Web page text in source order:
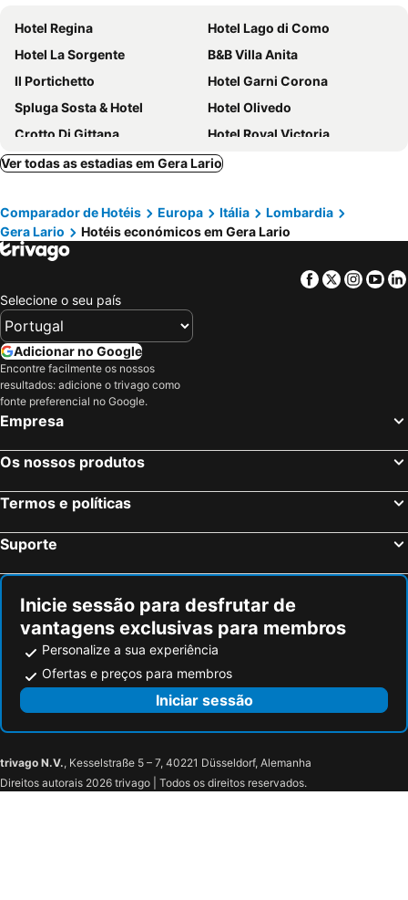
Hotel Regina
Hotel Lago di Como
Hotel La Sorgente
B&B Villa Anita
Il Portichetto
Hotel Garni Corona
Spluga Sosta & Hotel
Hotel Olivedo
Crotto Di Gittana
Hotel Royal Victoria
Hotel Vischi
Hotel Sole
Grand Hotel Menaggio
Hotel Ristorante Sassi Rossi
Hotel Villa Cipressi
Hotel Sonenga
Hotel Risi
Hotel Bellavista
Hotel Loveno
Hotel Meridiana
Albergo Milano
Hotel Resort Le Vele
Chalet Baita del Sole
LA MAGNOLIA Guests House
La Ruota
Albergo Stazione
Hotel 2000
B&B Belvedere
Hotel Saligari
Downtown Varenna - Historic Centre by villavistalago
Albergo Del Sole
Casa Du Lac, by R Collection Hotels
Hotel Europa
Hotel Domaso
Villadina Farm
Tullio Hotel
Locanda Dell'Era
I Love Varenna
Albergo Il Vapore
Ver todas as estadias em Gera Lario
Comparador de Hotéis Europa Itália
Lombardia
Gera Lario
Hotéis económicos em Gera Lario
Facebook
Twitter
Selecione o seu país
Adicionar no Google
Encontre facilmente os nossos
resultados: adicione o trivago como
fonte preferencial no Google.
Empresa
Os nossos produtos
Termos e políticas
Suporte
Inicie sessão para desfrutar de
vantagens exclusivas para membros
Personalize a sua experiência
Ofertas e preços para membros
Iniciar sessão
trivago N.V., Kesselstraße 5 – 7, 40221 Düsseldorf, Alemanha
Direitos autorais 2026 trivago | Todos os direitos reservados.